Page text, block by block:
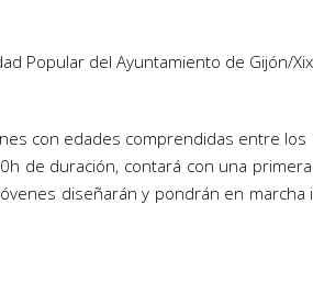
Popular del Ayuntamiento de Gijón/
con edades comprendidas entre los
de duración, contará con una
diseñarán y pondrán en marcha